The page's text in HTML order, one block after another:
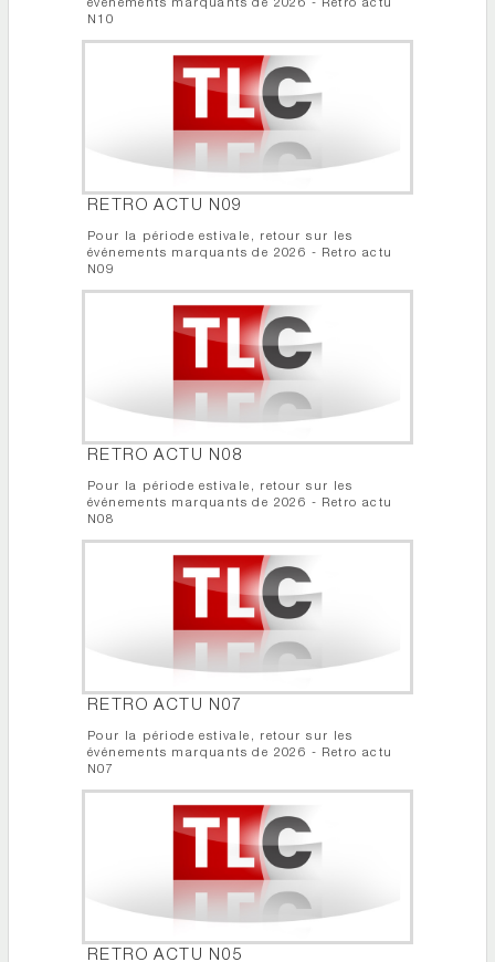
événements marquants de 2026 - Retro actu
N10
RETRO ACTU N09
Pour la période estivale, retour sur les
événements marquants de 2026 - Retro actu
N09
RETRO ACTU N08
Pour la période estivale, retour sur les
événements marquants de 2026 - Retro actu
N08
RETRO ACTU N07
Pour la période estivale, retour sur les
événements marquants de 2026 - Retro actu
N07
RETRO ACTU N05